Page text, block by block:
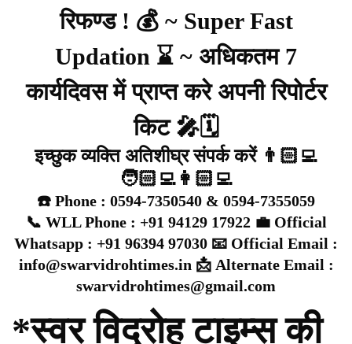
रिफण्ड ! 💰 ~ Super Fast
Updation ⌛ ~ अधिकतम 7
कार्यदिवस में प्राप्त करे अपनी रिपोर्टर
किट 🎤🗓️
इच्छुक व्यक्ति अतिशीघ्र संपर्क करें 👨🏻‍💻
🧑🏻‍💻👩🏻‍💻
☎️ Phone : 0594-7350540 & 0594-7355059
📞 WLL Phone : +91 94129 17922 💼 Official
Whatsapp : +91 96394 97030 📧 Official Email :
info@swarvidrohtimes.in 📩 Alternate Email :
swarvidrohtimes@gmail.com
*स्वर विद्रोह टाइम्स की